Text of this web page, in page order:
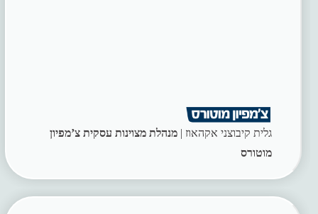
גלית קיבוצני אקהאוז |מנהלת מצוינות עסקית צ’מפיון
מוטורס